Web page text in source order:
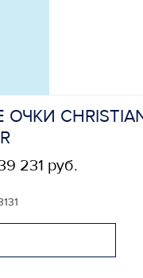
231 руб.